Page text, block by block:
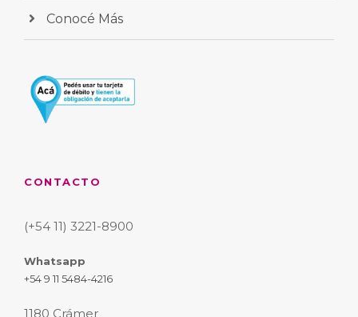
Conocé Más
CONTACTO
(+54 11) 3221-8900
Whatsapp
+54 9 11 5484-4216
1180 Crámer